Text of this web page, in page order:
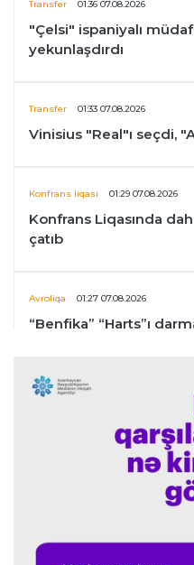
Transfer 01:36 07.08.2026
"Çelsi" ispaniyalı
yekunlaşdırdı
Transfer 01:33 07.08.2026
Vinisius "Real"ı seçdi,
Konfrans liqası 01:29 07.08.2026
Konfrans Liqasında
çatıb
Avroliqa 01:27 07.08.2026
“Benfika” “Harts”ı
İspaniya L.L.
"Barselona" Mərakeş
planlaşdırılan
23:59 06.08.2026
"Prezident